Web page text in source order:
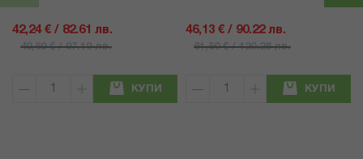
42,24 € / 82.61 лв.
49,69 € / 97.19 лв.
КУПИ
46,13 € / 90.22 лв.
61,50 € / 120.28 лв.
КУПИ